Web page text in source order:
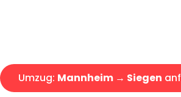
Umzug: Mannheim → Siegen